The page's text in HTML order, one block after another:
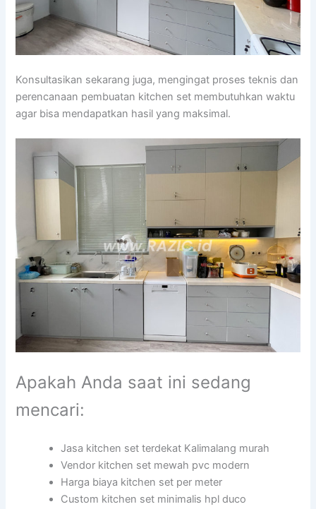
Konsultasikan sekarang juga, mengingat proses teknis dan
perencanaan pembuatan kitchen set membutuhkan waktu
agar bisa mendapatkan hasil yang maksimal.
Apakah Anda saat ini sedang
mencari:
Jasa kitchen set terdekat Kalimalang murah
Vendor kitchen set mewah pvc modern
Harga biaya kitchen set per meter
Custom kitchen set minimalis hpl duco